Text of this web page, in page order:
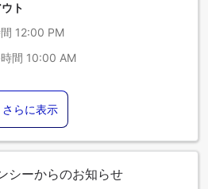
ト
12:00 PM
間 10:00 AM
さらに表示
シーからのお知らせ